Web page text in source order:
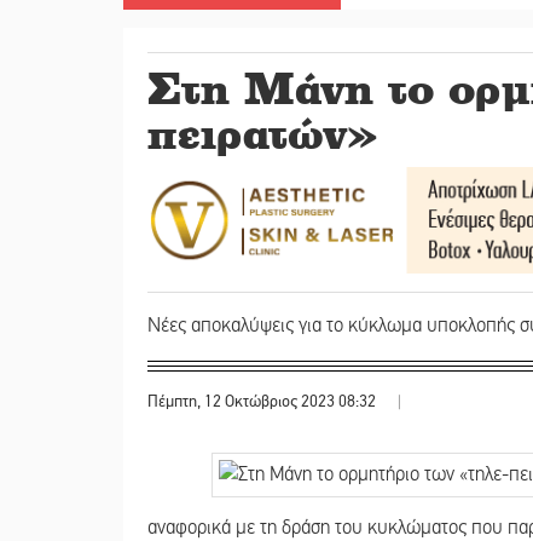
Στη Μάνη το
πειρατών»
Νέες αποκαλύψεις για το κύκλωμα υποκλοπής
Πέμπτη, 12 Οκτώβριος 2023 08:32 |
αναφορικά με τη δράση του κυκλώματος που